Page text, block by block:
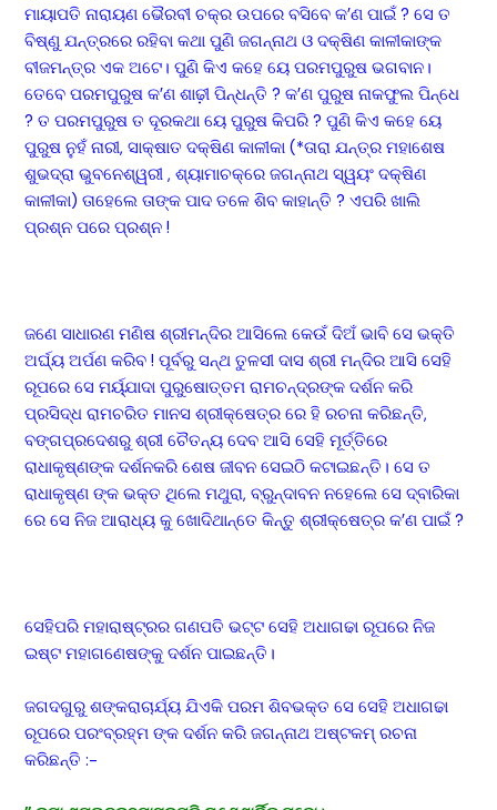
ମାୟାପତି ନାରାୟଣ ଭୈରବୀ ଚକ୍ର ଉପରେ ବସିବେ କ’ଣ ପାଇଁ ? ସେ ତ
ବିଷ୍ଣୁ ଯନ୍ତ୍ରରେ ରହିବା କଥା ପୁଣି ଜଗନ୍ନାଥ ଓ ଦକ୍ଷିଣ କାଳୀକାଙ୍କ
ବୀଜମନ୍ତ୍ର ଏକ ଅଟେ। ପୁଣି କିଏ କହେ ୟେ ପରମପୁରୁଷ ଭଗବାନ।
ତେବେ ପରମପୁରୁଷ କ’ଣ ଶାଢ଼ୀ ପିନ୍ଧନ୍ତି ? କ’ଣ ପୁରୁଷ ନାକଫୁଲ ପିନ୍ଧେ
? ତ ପରମପୁରୁଷ ତ ଦୂରକଥା ୟେ ପୁରୁଷ କିପରି ? ପୁଣି କିଏ କହେ ୟେ
ପୁରୁଷ ନୁହଁ ନାରୀ, ସାକ୍ଷାତ ଦକ୍ଷିଣ କାଳୀକା (*ତାରା ଯନ୍ତ୍ର ମହାଶେଷ
ଶୁଭଦ୍ରା ଭୁବନେଶ୍ୱରୀ , ଶ୍ୟାମାଚକ୍ରେ ଜଗନ୍ନାଥ ସ୍ୱୟଂ ଦକ୍ଷିଣ
କାଳୀକା) ତାହେଲେ ତାଙ୍କ ପାଦ ତଳେ ଶିବ କାହାନ୍ତି ? ଏପରି ଖାଲି
ପ୍ରଶ୍ନ ପରେ ପ୍ରଶ୍ନ !
ଜଣେ ସାଧାରଣ ମଣିଷ ଶ୍ରୀମନ୍ଦିର ଆସିଲେ କେଉଁ ଦିଅଁ ଭାବି ସେ ଭକ୍ତି
ଅର୍ଘ୍ୟ ଅର୍ପଣ କରିବ ! ପୂର୍ବରୁ ସନ୍ଥ ତୁଳସୀ ଦାସ ଶ୍ରୀ ମନ୍ଦିର ଆସି ସେହି
ରୂପରେ ସେ ମର୍ୟ୍ଯାଦା ପୁରୁଷୋତ୍ତମ ରାମଚନ୍ଦ୍ରଙ୍କ ଦର୍ଶନ କରି
ପ୍ରସିଦ୍ଧ ରାମଚରିତ ମାନସ ଶ୍ରୀକ୍ଷେତ୍ର ରେ ହି ରଚନା କରିଛନ୍ତି,
ବଙ୍ଗପ୍ରଦେଶରୁ ଶ୍ରୀ ଚୈତନ୍ୟ ଦେବ ଆସି ସେହି ମୂର୍ତ୍ତିରେ
ରାଧାକୃଷ୍ଣଙ୍କ ଦର୍ଶନକରି ଶେଷ ଜୀବନ ସେଇଠି କଟାଇଛନ୍ତି। ସେ ତ
ରାଧାକୃଷ୍ଣ ଙ୍କ ଭକ୍ତ ଥିଲେ ମଥୁରା, ବ୍ରୁନ୍ଦାବନ ନହେଲେ ସେ ଦ୍ବାରିକା
ରେ ସେ ନିଜ ଆରାଧ୍ୟ କୁ ଖୋଦିଥାନ୍ତେ କିନ୍ତୁ ଶ୍ରୀକ୍ଷେତ୍ର କ’ଣ ପାଇଁ ?
ସେହିପରି ମହାରାଷ୍ଟ୍ରର ଗଣପତି ଭଟ୍ଟ ସେହି ଅଧାଗଢା ରୂପରେ ନିଜ
ଇଷ୍ଟ ମହାଗଣେଷଙ୍କୁ ଦର୍ଶନ ପାଇଛନ୍ତି।
ଜଗଦଗୁରୁ ଶଙ୍କରାଚାର୍ଯ୍ୟ ଯିଏକି ପରମ ଶିବଭକ୍ତ ସେ ସେହି ଅଧାଗଢା
ରୂପରେ ପରଂବ୍ରହ୍ମ ଙ୍କ ଦର୍ଶନ କରି ଜଗନ୍ନାଥ ଅଷ୍ଟକମ୍ ରଚନା
କରିଛନ୍ତି :-